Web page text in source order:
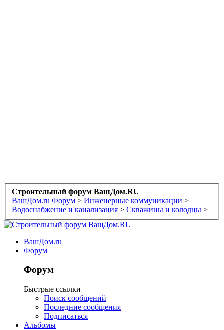
Строительный форум ВашДом.RU
ВашДом.ru Форум > Инженерные коммуникации >
Водоснабжение и канализация > Скважины и колодцы >
ВашДом.ru
Форум
Форум
Быстрые ссылки
Поиск сообщений
Последние сообщения
Подписаться
Альбомы